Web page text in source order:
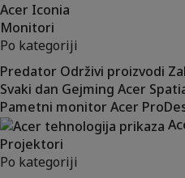
Acer Iconia
Monitori
Po kategoriji
Predator Održivi proizvodi
Svaki dan Gejming Acer
Pametni monitor Acer
Projektori
Po kategoriji